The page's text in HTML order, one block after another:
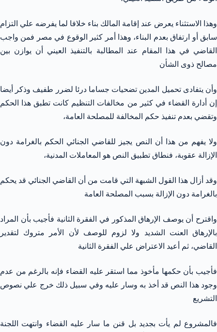
وهذا الاستثناء يعرض عند إقامة المالك بناء خلافا لما يفرضه علي التزام
سابق أو ارتفاق بعدم البناء، وهذا أمر كثير الوقوع في مصر فمن واجب
القاضي في هذا المقام عند المطالبة بالتنفيذ العيني أن يوازن بين
مصالح ذوى الشأن
وأن يتفادى تحميل المدين تضحيات جساما درئا لضرر طفيف وذكر أيضا
إن أدارة القضاء في كثير من مخالفات التنظيم كانت تطبق هذا الحكم
وتقضي بعدم تنفيذ حكم المخالفة للمصلحة العامة،
ولا يفهم من هذا أن النص يجيز للقاضي الجنائي الحكم بالغرامة دون
الإزالة عقوبة، فنطاق تطبيق النص هو المعاملات المدنية،
وقد أزال هذا القول الشبهة التي قامت من أن القاضي الجنائي قد يحكم
بالغرامة دون الإزالة بسبب المصلحة العامة
واقترح أن يوصف الإرهاق المذكور في الفقرة الثانية فأجيب بأن المراد
بالإرهاق العنت الشديد ولا لزوم للوصف لأن الأمر متروك لتقدير
القاضي، ثم أعيد الاعتراض علي الفقرة الثانية
فأجيب بأن حكمها مأخوذ مما استقر عليه القضاء فإنه بالرغم من عدم
وجود هذا النص قد أخذ به وسار عليه وفي سبيل ذلك خرج علي نصوص
التشريع
فالمشروع لم يأت بجديد بل قنن ما سار عليه القضاء وانتهت اللجنة